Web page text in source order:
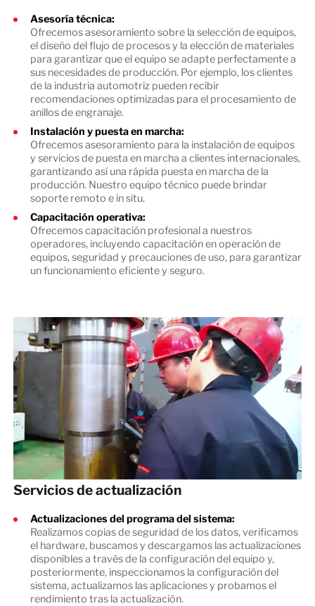
Asesoría técnica:
Ofrecemos asesoramiento sobre la selección de equipos,
el diseño del flujo de procesos y la elección de materiales
para garantizar que el equipo se adapte perfectamente a
sus necesidades de producción. Por ejemplo, los clientes
de la industria automotriz pueden recibir
recomendaciones optimizadas para el procesamiento de
anillos de engranaje.
Instalación y puesta en marcha:
Ofrecemos asesoramiento para la instalación de equipos
y servicios de puesta en marcha a clientes internacionales,
garantizando así una rápida puesta en marcha de la
producción. Nuestro equipo técnico puede brindar
soporte remoto e in situ.
Capacitación operativa:
Ofrecemos capacitación profesional a nuestros
operadores, incluyendo capacitación en operación de
equipos, seguridad y precauciones de uso, para garantizar
un funcionamiento eficiente y seguro.
Servicios de actualización
Actualizaciones del programa del sistema:
Realizamos copias de seguridad de los datos, verificamos
el hardware, buscamos y descargamos las actualizaciones
disponibles a través de la configuración del equipo y,
posteriormente, inspeccionamos la configuración del
sistema, actualizamos las aplicaciones y probamos el
rendimiento tras la actualización.